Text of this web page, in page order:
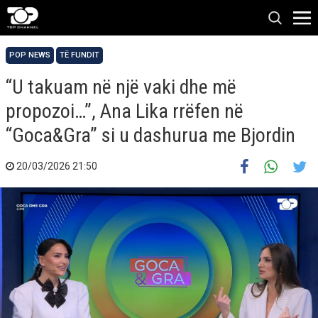
POP NEWS TË FUNDIT
“U takuam në një vaki dhe më
propozoi…”, Ana Lika rrëfen në
“Goca&Gra” si u dashurua me Bjordin
20/03/2026 21:50